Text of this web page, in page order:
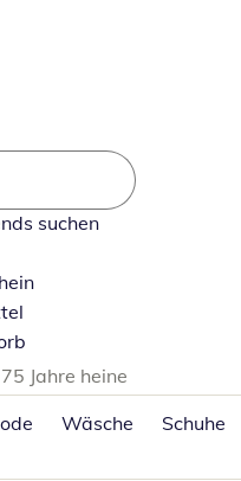
suchen
75 Jahre heine
Wäsche Schuhe